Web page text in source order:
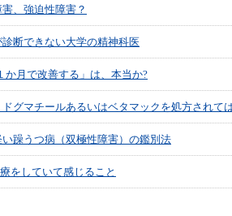
、強迫性障害？
断できない大学の精神科医
か月で改善する」は、本当か?
グマチールあるいはベタマックを処方されて
い躁うつ病（双極性障害）の鑑別法
をしていて感じること